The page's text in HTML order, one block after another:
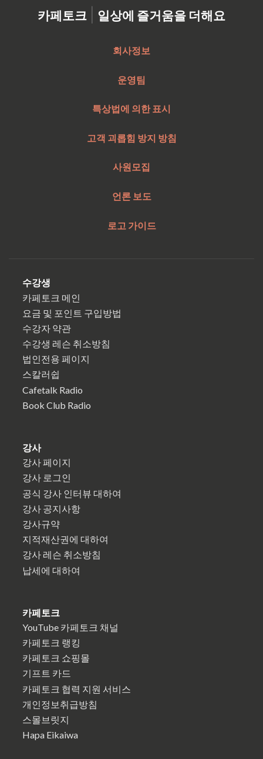
카페토크 | 일상에 즐거움을 더해요
회사정보
운영팀
특상법에 의한 표시
고객 괴롭힘 방지 방침
사원모집
언론 보도
로고 가이드
수강생
카페토크 메인
요금 및 포인트 구입방법
수강자 약관
수강생 레슨 취소방침
법인전용 페이지
스칼러쉽
Cafetalk Radio
Book Club Radio
강사
강사 페이지
강사 로그인
공식 강사 인터뷰 대하여
강사 공지사항
강사규약
지적재산권에 대하여
강사 레슨 취소방침
납세에 대하여
카페토크
YouTube 카페토크 채널
카페토크 랭킹
카페토크 쇼핑몰
기프트 카드
카페토크 협력 지원 서비스
개인정보취급방침
스몰브릿지
Hapa Eikaiwa